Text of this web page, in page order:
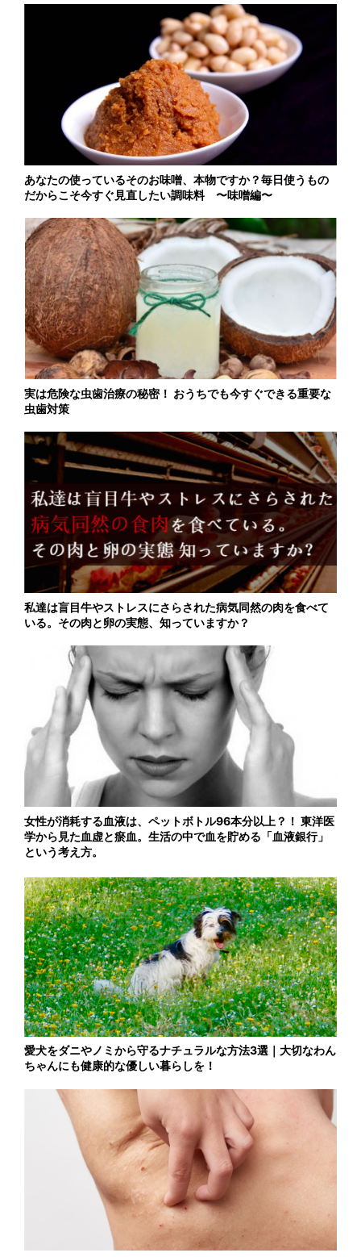
あなたの使っているそのお味噌、本物ですか？毎日使うもの
だからこそ今すぐ見直したい調味料 〜味噌編〜
実は危険な虫歯治療の秘密！ おうちでも今すぐできる重要な
虫歯対策
私達は盲目牛やストレスにさらされた病気同然の肉を食べて
いる。その肉と卵の実態、知っていますか？
女性が消耗する血液は、ペットボトル96本分以上？！ 東洋医
学から見た血虚と瘀血。生活の中で血を貯める「血液銀行」
という考え方。
愛犬をダニやノミから守るナチュラルな方法3選｜大切なわん
ちゃんにも健康的な優しい暮らしを！